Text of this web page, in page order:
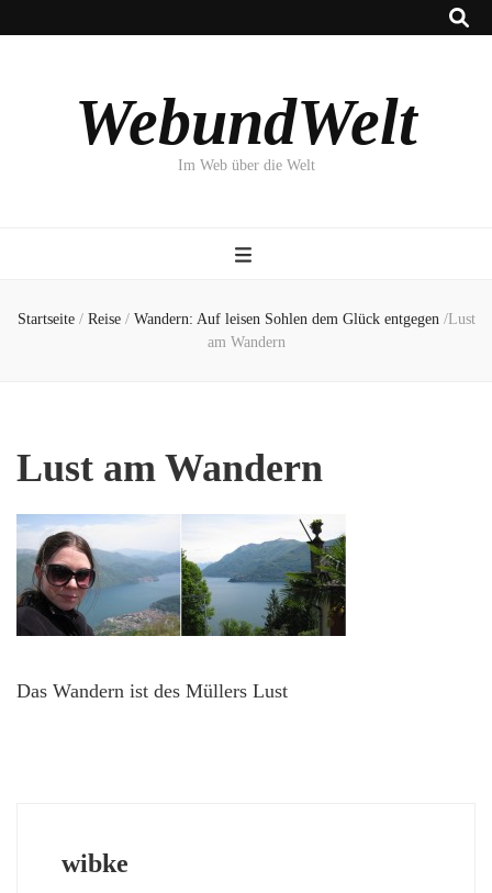
WebundWelt
Im Web über die Welt
Startseite / Reise / Wandern: Auf leisen Sohlen dem Glück entgegen /Lust
am Wandern
Lust am Wandern
Das Wandern ist des Müllers Lust
wibke